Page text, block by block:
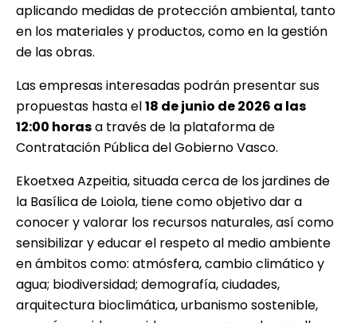
aplicando medidas de protección ambiental, tanto
en los materiales y productos, como en la gestión
de las obras.
Las empresas interesadas podrán presentar sus
propuestas hasta el18 de junio de 2026 a las
12:00 horasa través de la plataforma de
Contratación Pública del Gobierno Vasco.
Ekoetxea Azpeitia, situada cerca de los jardines de
la Basílica de Loiola, tiene como objetivo dar a
conocer y valorar los recursos naturales, así como
sensibilizar y educar el respeto al medio ambiente
en ámbitos como: atmósfera, cambio climático y
agua; biodiversidad; demografía, ciudades,
arquitectura bioclimática, urbanismo sostenible,